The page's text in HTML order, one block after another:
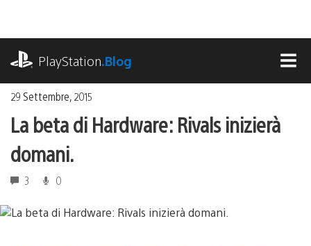
contenuto
PlayStation.Blog
29 Settembre, 2015
La beta di Hardware: Rivals inizierà
domani.
3 0